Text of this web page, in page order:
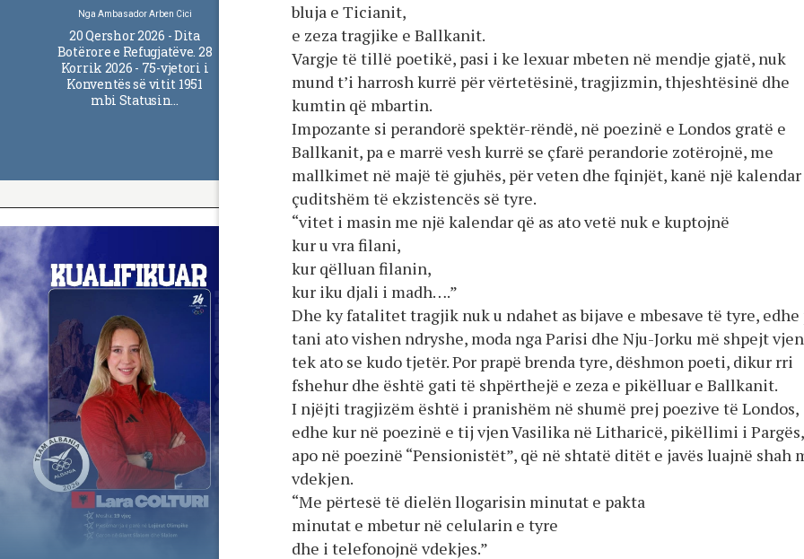
bluja e Ticianit,
e zeza tragjike e Ballkanit.
Vargje të tillë poetikë, pasi i ke lexuar mbeten në mendje gjatë, nuk
mund t’i harrosh kurrë për vërtetësinë, tragjizmin, thjeshtësinë dhe
kumtin që mbartin.
Impozante si perandorë spektër-rëndë, në poezinë e Londos gratë e
Ballkanit, pa e marrë vesh kurrë se çfarë perandorie zotërojnë, me
mallkimet në majë të gjuhës, për veten dhe fqinjët, kanë një
çuditshëm të ekzistencës së tyre.
“vitet i masin me një kalendar që as ato vetë nuk e kuptojnë
kur u vra filani,
kur qëlluan filanin,
kur iku djali i madh….”
Dhe ky fatalitet tragjik nuk u ndahet as bijave e mbesave të tyre, edhe
tani ato vishen ndryshe, moda nga Parisi dhe Nju-Jorku më shpejt vjen
tek ato se kudo tjetër. Por prapë brenda tyre, dëshmon poeti, dikur rri
fshehur dhe është gati të shpërthejë e zeza e pikëlluar e Ballkanit.
I njëjti tragjizëm është i pranishëm në shumë prej poezive të Londos,
edhe kur në poezinë e tij vjen Vasilika në Litharicë, pikëllimi i Pargës,
apo në poezinë “Pensionistët”, që në shtatë ditët e javës luajnë shah
vdekjen.
“Me përtesë të dielën llogarisin minutat e pakta
minutat e mbetur në celularin e tyre
dhe i telefonojnë vdekjes.”
Nga Ambasador Arben Cici
20 Qershor 2026 - Dita
Botërore e Refugjatëve. 28
Korrik 2026 - 75-vjetori i
Konventës së vitit 1951
mbi Statusin…